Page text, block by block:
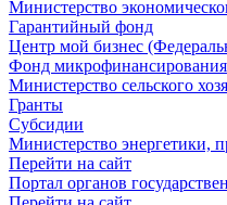
Министерство
Гарантийный фонд
Центр мой бизнес
Фонд микрофинансирования
Министерство сельского
Гранты
Субсидии
Министерство энергетики,
Перейти на сайт
Портал органов